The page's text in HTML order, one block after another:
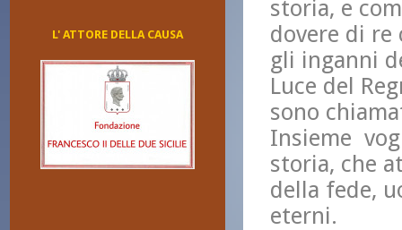
L' ATTORE DELLA CAUSA
storia, e
dovere di
gli inganni
Luce del
sono
Insieme
storia, che
della fede,
eterni.